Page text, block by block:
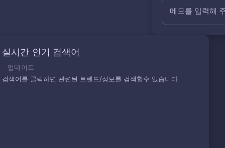
메모를 입력해
실시간 인기 검색어
- 업데이트
검색어를 클릭하면 관련된 트렌드/정보를 검색할수 있습니다